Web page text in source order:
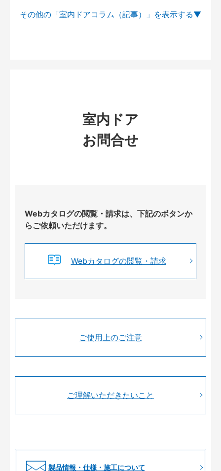
その他の「室内ドアコラム（記事）」を
室内ドア
お問合せ
Webカタログの閲覧・請求は、下記のボタンか
らご依頼いただけます。
Webカタログの閲覧・請求
ご使用上のご注意
ご理解いただきたいこと
製品情報・仕様・施工について